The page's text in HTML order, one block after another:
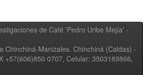
de Café 'Pedro Uribe Mejía' -
Chinchiná-Manizales. Chinchiná (Caldas) -
+57(606)850 0707, Celular: 3503189866,